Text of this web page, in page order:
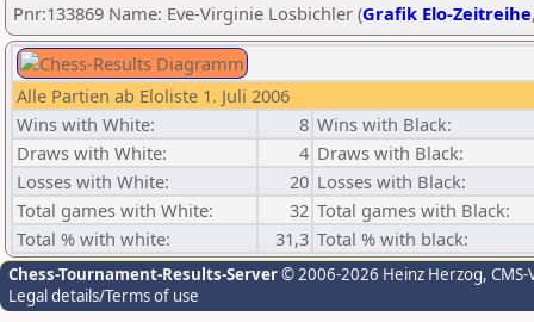
Pnr:133869 Name: Eve-Virginie Losbichler (Grafik Elo-Zeitreihe
Alle Partien ab Eloliste 1. Juli 2006
Wins with White:
8 Wins with Black:
Draws with White:
4 Draws with Black:
Losses with White:
20 Losses with Black:
Total games with White:
32 Total games with Black:
Total % with white:
31,3 Total % with black:
Chess-Tournament-Results-Server© 2006-2026 Heinz Herzog,
Legal details/Terms of use